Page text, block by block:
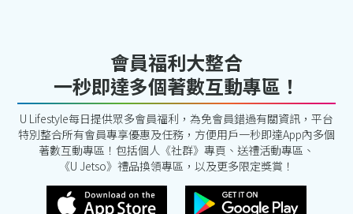
會員福利大整合
一秒即達多個著數互動專區！
U Lifestyle每日提供眾多會員福利，為免會員錯過有關資訊，平台
特別整合所有會員專享優惠及任務，方便用戶一秒即達App內多個
著數互動專區！包括個人《社群》專頁、送禮活動專區、
《U Jetso》禮品換領專區，以及更多限定獎賞！